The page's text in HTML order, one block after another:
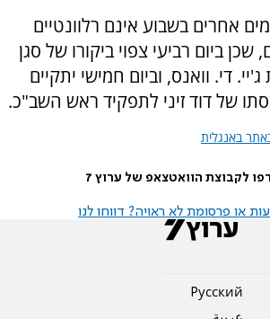
אחרים בשבוע אינם רלוונטיים
שכן ביום רביעי צפוי ביקורו של סגן
די. וואנס, וביום חמישי יתקיים
של דוד זיני לתפקיד ראש השב"כ.
באנגלית
לקבוצת הוואטצאפ של ערוץ 7
או פרסומת לא ראויה? דווחו לנו
Pусский